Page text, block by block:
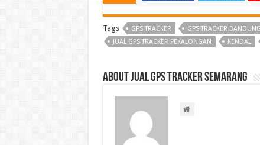
Tags GPS TRACKER GPS TRACKER BANDUNG
JUAL GPS TRACKER PEKALONGAN
KENDAL
About Jual GPS Tracker Semarang